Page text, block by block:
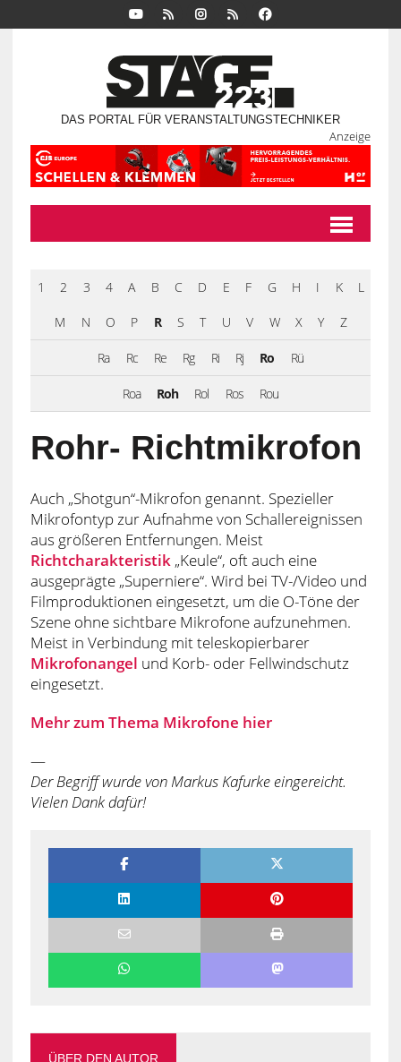
DAS PORTAL FÜR VERANSTALTUNGSTECHNIKER
Anzeige
1 2 3 4 A B C D E F G H I K L
M N O P R S T U V W X Y Z
Ra Rc Re Rg Ri Rj Ro Rü
Roa Roh Rol Ros Rou
Rohr- Richtmikrofon
Auch „Shotgun“-Mikrofon genannt. Spezieller
Mikrofontyp zur Aufnahme von Schallereignissen
aus größeren Entfernungen. Meist
Richtcharakteristik„Keule“, oft auch eine
ausgeprägte „Superniere“. Wird bei TV-/Video und
Filmproduktionen eingesetzt, um die O-Töne der
Szene ohne sichtbare Mikrofone aufzunehmen.
Meist in Verbindung mit teleskopierbarer
Mikrofonangel und Korb- oder Fellwindschutz
eingesetzt.
Mehr zum Thema Mikrofone hier
—
Der Begriff wurde von Markus Kafurke eingereicht.
Vielen Dank dafür!
ÜBER DEN AUTOR